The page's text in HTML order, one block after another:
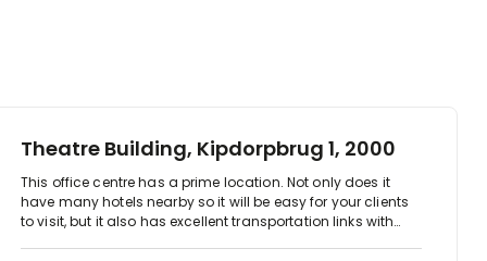
Theatre Building, Kipdorpbrug 1, 2000
This office centre has a prime location. Not only does it
have many hotels nearby so it will be easy for your clients
to visit, but it also has excellent transportation links with